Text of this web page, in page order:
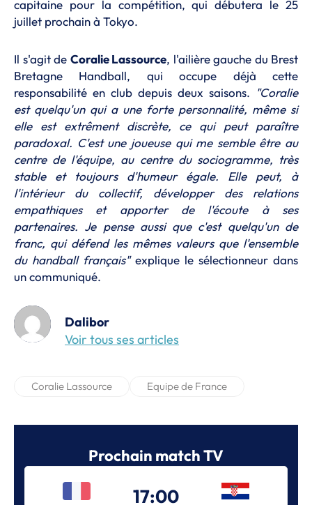
capitaine pour la compétition, qui débutera le 25
juillet prochain à Tokyo.
Il s'agit de Coralie Lassource, l'ailière gauche du Brest
Bretagne Handball, qui occupe déjà cette
responsabilité en club depuis deux saisons. "Coralie
est quelqu'un qui a une forte personnalité, même si
elle est extrêment discrète, ce qui peut paraître
paradoxal. C'est une joueuse qui me semble être au
centre de l'équipe, au centre du sociogramme, très
stable et toujours d'humeur égale. Elle peut, à
l'intérieur du collectif, développer des relations
empathiques et apporter de l'écoute à ses
partenaires. Je pense aussi que c'est quelqu'un de
franc, qui défend les mêmes valeurs que l'ensemble
du handball français"explique le sélectionneur dans
un communiqué.
Dalibor
Voir tous ses articles
Coralie Lassource Equipe de France
Prochain match TV
17:00